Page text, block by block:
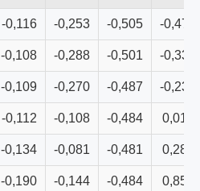
-0,116 -0,253 -0,505 -0,477
-0,108 -0,288 -0,501 -0,335
-0,109 -0,270 -0,487 -0,237
-0,112 -0,108 -0,484 0,013
-0,134 -0,081 -0,481 0,287
-0,190 -0,144 -0,484 0,852